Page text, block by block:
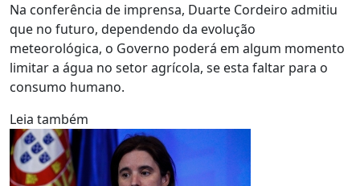
Na conferência de imprensa, Duarte Cordeiro admitiu
que no futuro, dependendo da evolução
meteorológica, o Governo poderá em algum momento
limitar a água no setor agrícola, se esta faltar para o
consumo humano.
Leia também